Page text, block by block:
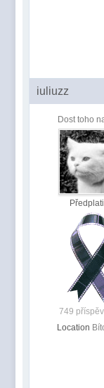
iuliuzz
Dost toho
749
Location